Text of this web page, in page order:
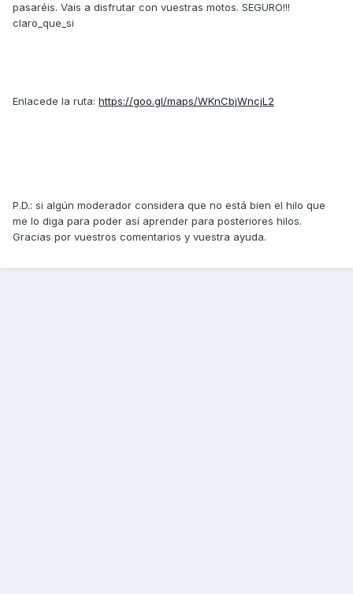
pasaréis. Vais a disfrutar con vuestras motos. SEGURO!!!
claro_que_si
Enlacede la ruta: https://goo.gl/maps/WKnCbjWncjL2
P.D.: si algún moderador considera que no está bien el hilo que
me lo diga para poder así aprender para posteriores hilos.
Gracias por vuestros comentarios y vuestra ayuda.